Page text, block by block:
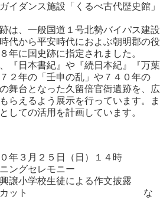
イダンス施設「くるべ古代歴史館」
は、一般国道１号北勢バイパス建設
代から平安時代におよぶ朝明郡の役
年に国史跡に指定されました。
『日本書紀』や『続日本紀』『万葉
２年の「壬申の乱」や７４０年の
舞台となった久留倍官衙遺跡を、広
らえるよう展示を行っています。ま
しての活用を計画しています。
月２５日（日）１４時
セレモニー
生徒による作文披露
カット な